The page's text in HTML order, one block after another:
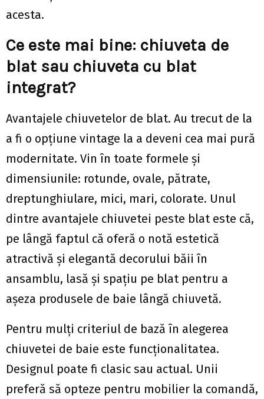
acesta.
Ce este mai bine: chiuveta de
blat sau chiuveta cu blat
integrat?
Avantajele chiuvetelor de blat. Au trecut de la
a fi o opțiune vintage la a deveni cea mai pură
modernitate. Vin în toate formele și
dimensiunile: rotunde, ovale, pătrate,
dreptunghiulare, mici, mari, colorate. Unul
dintre avantajele chiuvetei peste blat este că,
pe lângă faptul că oferă o notă estetică
atractivă și elegantă decorului băii în
ansamblu, lasă și spațiu pe blat pentru a
așeza produsele de baie lângă chiuvetă.
Pentru mulți criteriul de bază în alegerea
chiuvetei de baie este funcționalitatea.
Designul poate fi clasic sau actual. Unii
preferă să opteze pentru mobilier la comandă,